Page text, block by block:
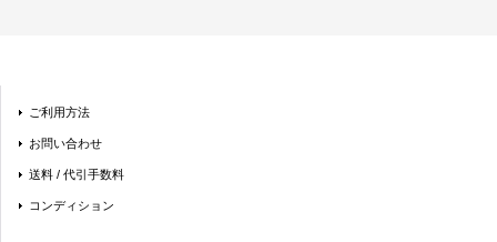
ご利用方法
お問い合わせ
送料 / 代引手数料
コンディション